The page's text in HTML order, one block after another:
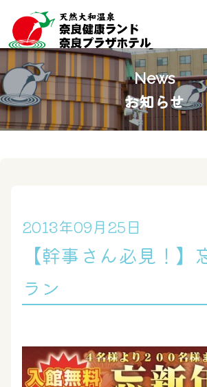
News
お知らせ
2013年09月25日
【幹事さん必見！】
ラン
奈良健康ランド
AIコンシェルジュ